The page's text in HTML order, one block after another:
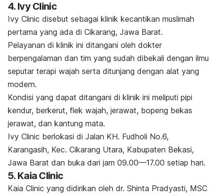
4. Ivy Clinic
Ivy Clinic disebut sebagai klinik kecantikan muslimah
pertama yang ada di Cikarang, Jawa Barat.
Pelayanan di klinik ini ditangani oleh dokter
berpengalaman dan tim yang sudah dibekali dengan ilmu
seputar terapi wajah serta ditunjang dengan alat yang
modern.
Kondisi yang dapat ditangani di klinik ini meliputi pipi
kendur, berkerut, flek wajah, jerawat, bopeng bekas
jerawat, dan kantung mata.
Ivy Clinic berlokasi di Jalan KH. Fudholi No.6,
Karangasih, Kec. Cikarang Utara, Kabupaten Bekasi,
Jawa Barat dan buka dari jam 09.00—17.00 setiap hari.
5. Kaia Clinic
Kaia Clinic yang didirikan oleh dr. Shinta Pradyasti, MSC